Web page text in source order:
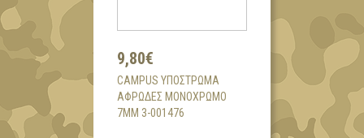
9,80€
CAMPUS ΥΠΌΣΤΡΩΜΑ
ΑΦΡΏΔΕΣ ΜΟΝΌΧΡΩΜΟ
7MM 3-001476